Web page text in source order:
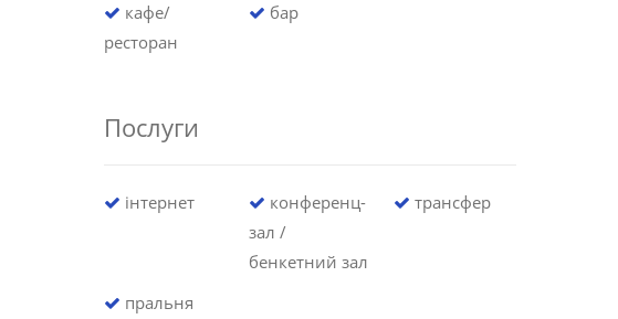
кафе/
ресторан
бар
Послуги
інтернет
конференц-
зал /
бенкетний зал
трансфер
пральня